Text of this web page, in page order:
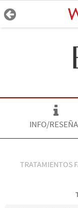
INFO/
TRATAMIENTOS